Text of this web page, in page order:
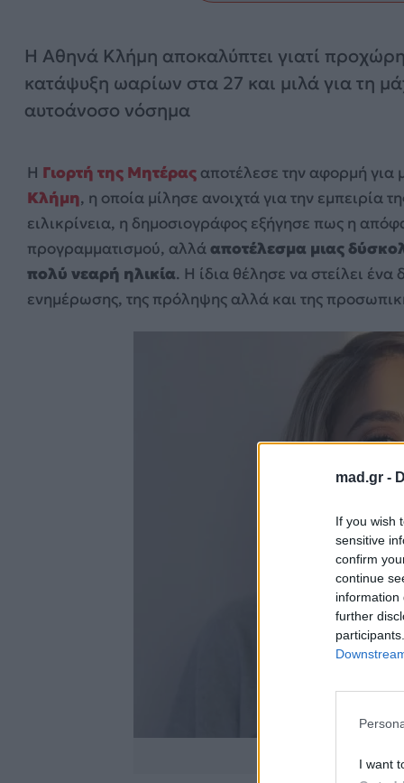
mad.gr -
If you wish
sensitive
confirm
continue
information
further
I want
Η Αθηνά Κλήμη αποκαλύπτει γιατί
κατάψυξη ωαρίων στα 27 και μιλά για τη
αυτοάνοσο νόσημα
Η Γιορτή της Μητέρας αποτέλεσε την αφορμή
Κλήμη, η οποία μίλησε ανοιχτά για την εμπειρία
ειλικρίνεια, η δημοσιογράφος εξήγησε πως η
προγραμματισμού, αλλάαποτέλεσμα μιας
πολύ νεαρή ηλικία. Η ίδια θέλησε να στείλει
ενημέρωσης, της πρόληψης αλλά και της
https://